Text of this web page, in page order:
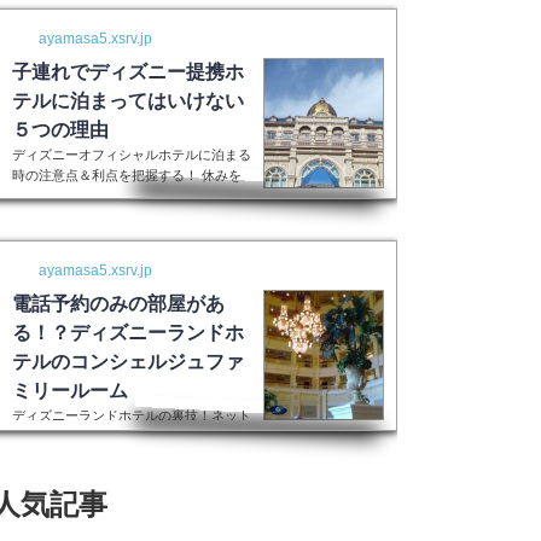
ayamasa5.xsrv.jp
子連れでディズニー提携ホ
テルに泊まってはいけない
５つの理由
ディズニーオフィシャルホテルに泊まる
時の注意点＆利点を把握する！ 休みを
取って子供を喜ばせるためにディズニー
ランドに行く！最高の家族サービスです
よね。 でも・・・小さい子供を連れて
るのは、お父さんお母さんも疲れること
間違いなし。 夜の目玉であるショーや
パレードの前に子供が寝てしまって抱っ
こしながら見るなんて残念なことも多々
起こるでしょう。 せっかくキラキラし
た夢の国を可愛い我が子に見せたかった
のに・・・。 そんな時、「ディズニー
ラ...
ayamasa5.xsrv.jp
電話予約のみの部屋があ
る！？ディズニーランドホ
テルのコンシェルジュファ
ミリールーム
ディズニーランドホテルの裏技！ネット
上には表示されない大人数用ルーム現在
の予約センターもなくなってしまったそ
うで、元コンシェルジュファミリールー
気記事